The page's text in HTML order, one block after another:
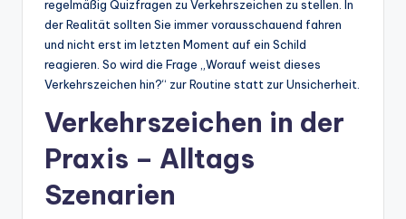
regelmäßig Quizfragen zu Verkehrszeichen zu stellen. In
der Realität sollten Sie immer vorausschauend fahren
und nicht erst im letzten Moment auf ein Schild
reagieren. So wird die Frage „Worauf weist dieses
Verkehrszeichen hin?“ zur Routine statt zur Unsicherheit.
Verkehrszeichen in der
Praxis – Alltags
Szenarien